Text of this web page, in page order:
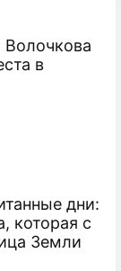
Волочкова
в
дни:
которая с
Земли
с